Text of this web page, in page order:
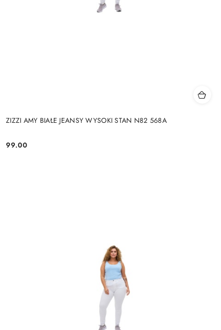
ZIZZI AMY BIAŁE JEANSY WYSOKI STAN N82 568A
Cena:
99.00